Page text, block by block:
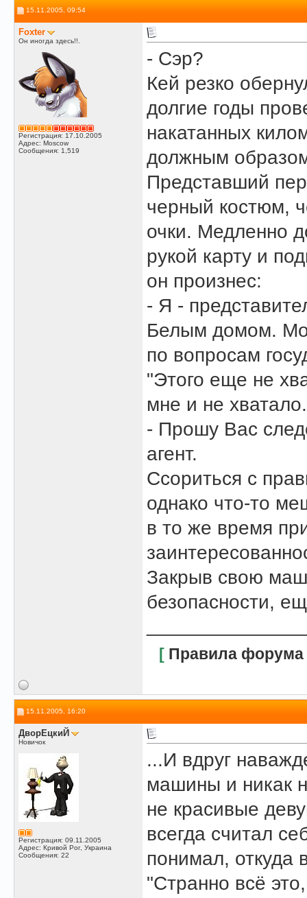
15.11.2005, 09:54
Foxter
Он иногда здесь!!.
Регистрация: 17.10.2005
Адрес: Moscow
Сообщения: 1,519
- Сэр?
Кей резко
долгие годы
накатанных
должным
Представший
черный костюм,
очки. Медленно
рукой карту и
он произнес:
- Я -
Белым домом.
по вопросам
"Этого еще не
мне и не
- Прошу Вас
агент.
Ссориться с
однако что-то
в то же время
Закрыв свою
безопасности,
[ Правила форума
15.11.2005, 16:20
ДворЕцкиЙ
Новичок
Регистрация: 09.11.2005
Адрес: Кривой Рог, Украина
Сообщения: 22
...И вдруг
машины и никак
не красивые
всегда считал
понимал, откуда
"Странно всё